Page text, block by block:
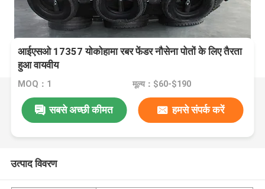
आईएसओ 17357 योकोहामा रबर फेंडर नौसेना पोतों के लिए तैरता
हुआ वायवीय
MOQ：1 मूल्य：$60-$190
सबसे अच्छी कीमत हमसे संपर्क करें
उत्पाद विवरण